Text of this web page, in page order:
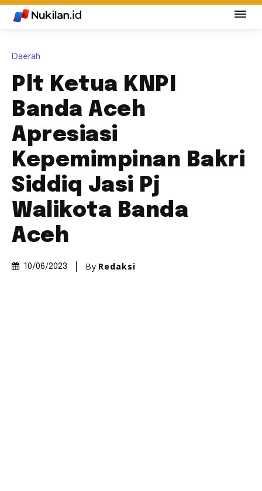
Daerah
Plt Ketua KNPI
Banda Aceh
Apresiasi
Kepemimpinan Bakri
Siddiq Jasi Pj
Walikota Banda
Aceh
10/06/2023 By Redaksi